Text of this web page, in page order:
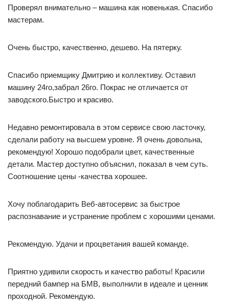
Проверял внимательно – машина как новенькая. Спасибо
мастерам.
Очень быстро, качественно, дешево. На пятерку.
Спасибо приемщику Дмитрию и коллективу. Оставил
машину 24го,забрал 26го. Покрас не отличается от
заводского.Быстро и красиво.
Недавно ремонтировала в этом сервисе свою ласточку,
сделали работу на высшем уровне. Я очень довольна,
рекомендую! Хорошо подобрали цвет, качественные
детали. Мастер доступно объяснил, показал в чем суть.
Соотношение цены -качества хорошее.
Хочу поблагодарить Веб-автосервис за быстрое
распознавание и устранение проблем с хорошими ценами.
Рекомендую. Удачи и процветания вашей команде.
Приятно удивили скорость и качество работы! Красили
передний бампер на БМВ, выполнили в идеале и ценник
проходной. Рекомендую.